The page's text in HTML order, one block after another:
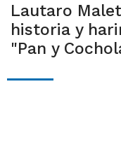
Lautaro
historia y
"Pan y